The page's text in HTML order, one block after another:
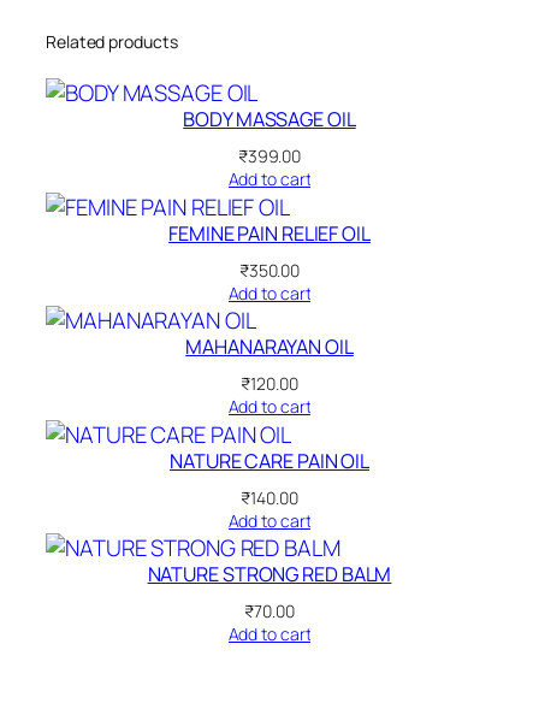
Related products
BODY MASSAGE OIL
₹399.00
Add to cart
FEMINE PAIN RELIEF OIL
₹350.00
Add to cart
MAHANARAYAN OIL
₹120.00
Add to cart
NATURE CARE PAIN OIL
₹140.00
Add to cart
NATURE STRONG RED BALM
₹70.00
Add to cart